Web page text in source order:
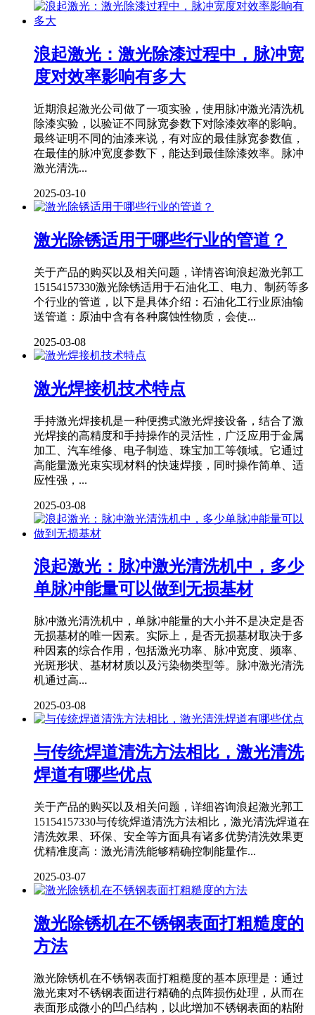
浪起激光：激光除漆过程中，脉冲宽
度对效率影响有多大
近期浪起激光公司做了一项实验，使用脉冲激光清洗机
除漆实验，以验证不同脉宽参数下对除漆效率的影响。
最终证明不同的油漆来说，有对应的最佳脉宽参数值，
在最佳的脉冲宽度参数下，能达到最佳除漆效率。脉冲
激光清洗...
2025-03-10
激光除锈适用于哪些行业的管道？
关于产品的购买以及相关问题，详情咨询浪起激光郭工
15154157330激光除锈适用于石油化工、电力、制药等多
个行业的管道，以下是具体介绍：石油化工行业原油输
送管道：原油中含有各种腐蚀性物质，会使...
2025-03-08
激光焊接机技术特点
手持激光焊接机是一种便携式激光焊接设备，结合了激
光焊接的高精度和手持操作的灵活性，广泛应用于金属
加工、汽车维修、电子制造、珠宝加工等领域。它通过
高能量激光束实现材料的快速焊接，同时操作简单、适
应性强，...
2025-03-08
浪起激光：脉冲激光清洗机中，多少
单脉冲能量可以做到无损基材
脉冲激光清洗机中，单脉冲能量的大小并不是决定是否
无损基材的唯一因素。实际上，是否无损基材取决于多
种因素的综合作用，包括激光功率、脉冲宽度、频率、
光斑形状、基材材质以及污染物类型等。脉冲激光清洗
机通过高...
2025-03-08
与传统焊道清洗方法相比，激光清洗
焊道有哪些优点
关于产品的购买以及相关问题，详细咨询浪起激光郭工
15154157330与传统焊道清洗方法相比，激光清洗焊道在
清洗效果、环保、安全等方面具有诸多优势清洗效果更
优精准度高：激光清洗能够精确控制能量作...
2025-03-07
激光除锈机在不锈钢表面打粗糙度的
方法
激光除锈机在不锈钢表面打粗糙度的基本原理是：通过
激光束对不锈钢表面进行精确的点阵损伤处理，从而在
表面形成微小的凹凸结构，以此增加不锈钢表面的粘附